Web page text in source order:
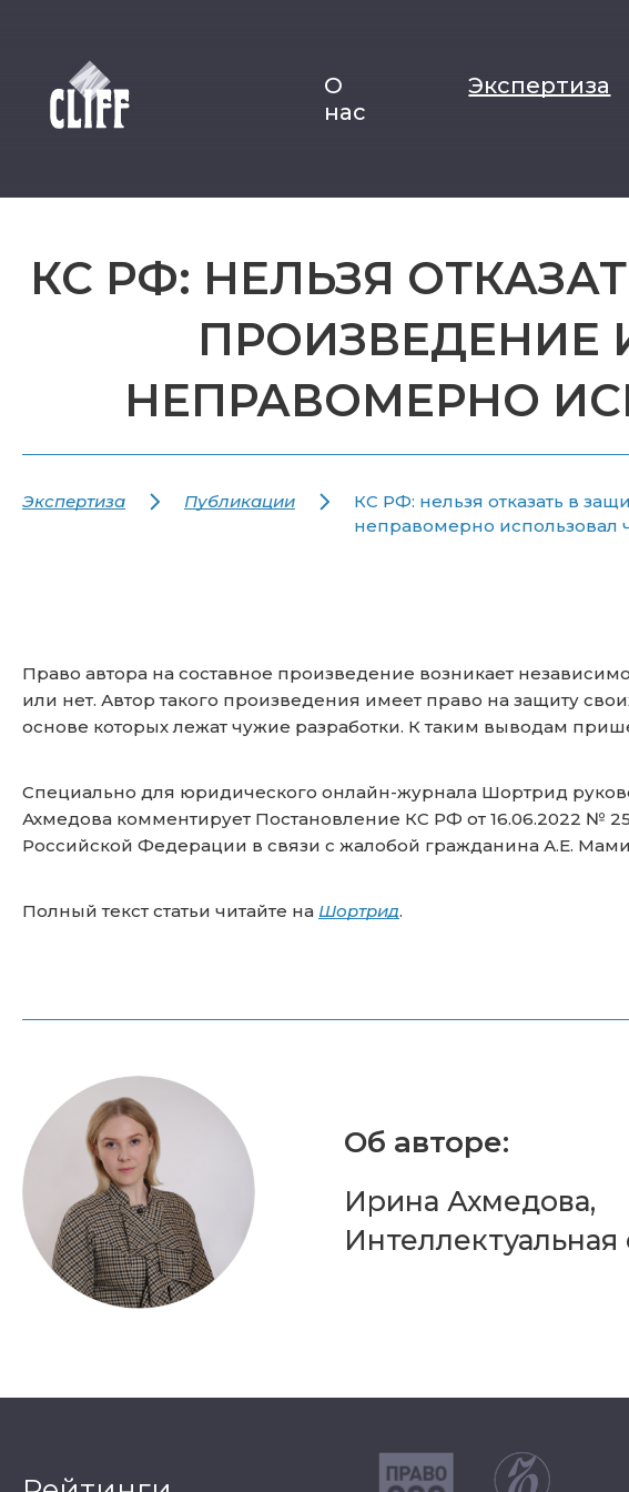
О
нас
Экспертиза
КС РФ: НЕЛЬЗЯ
ПРОИЗВЕДЕНИЕ
НЕПРАВОМЕРНО
Экспертиза Публикации
КС РФ: нельзя отказать в
неправомерно использовал
Право автора на составное произведение возникает
или нет. Автор такого произведения имеет право на защиту
основе которых лежат чужие разработки. К таким выводам
Специально для юридического онлайн-журнала Шортрид
Ахмедова комментирует Постановление КС РФ от 16.06.2022 №
Российской Федерации в связи с жалобой гражданина А.Е.
Полный текст статьи читайте на Шортрид.
Об авторе:
Ирина Ахмедова,